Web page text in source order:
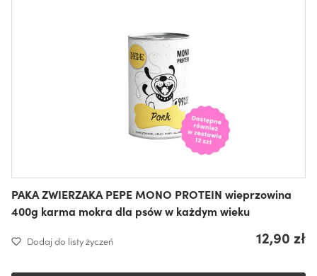
PAKA ZWIERZAKA PEPE MONO PROTEIN wieprzowina
400g karma mokra dla psów w każdym wieku
Dodaj do listy życzeń 12,90 zł